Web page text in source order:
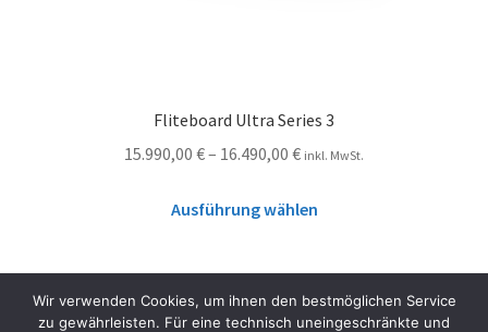
Fliteboard Ultra Series 3
15.990,00 €– 16.490,00 € inkl. MwSt.
Ausführung wählen
Wir verwenden Cookies, um ihnen den bestmöglichen Service
zu gewährleisten. Für eine technisch uneingeschränkte und